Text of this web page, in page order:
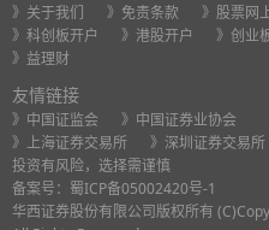
》关于我们 》免责条款 》股票网
》科创板开户
》港股开户
》创业
》益理财
友情链接
》中国证监会
》中国证券业协会
》上海证券交易所
》深圳证券交易所
投资有风险，选择需谨慎
备案号： 蜀ICP备05002420号-1
华西证券股份有限公司版权所有